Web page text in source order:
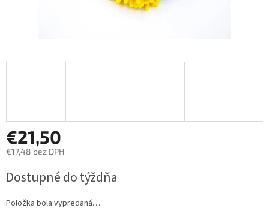
€21,50
€17,48 bez DPH
cena:
Dostupné do týždňa
Položka bola vypredaná…